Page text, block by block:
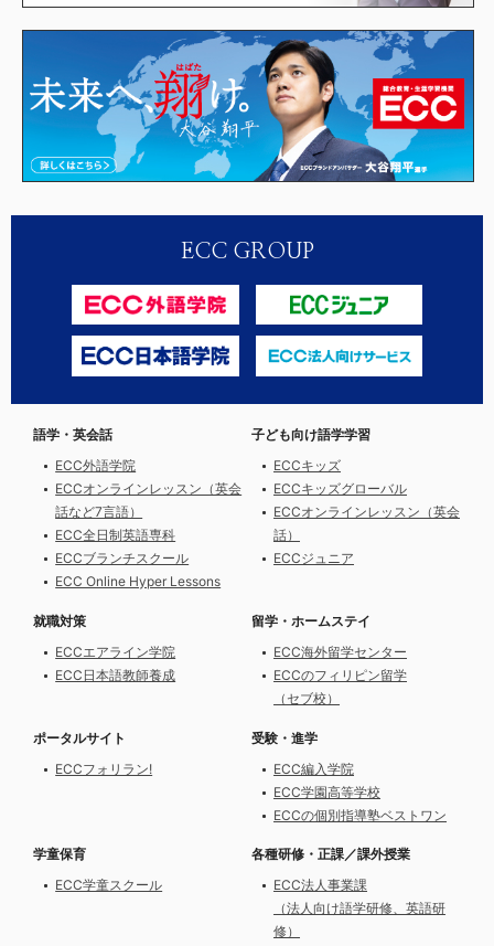
ECC GROUP
語学・英会話
ECC外語学院
ECCオンラインレッスン（英会
話など7言語）
ECC全日制英語専科
ECCブランチスクール
ECC Online Hyper Lessons
子ども向け語学学習
ECCキッズ
ECCキッズグローバル
ECCオンラインレッスン（英会
話）
ECCジュニア
就職対策
ECCエアライン学院
ECC日本語教師養成
留学・ホームステイ
ECC海外留学センター
ECCのフィリピン留学
（セブ校）
ポータルサイト
ECCフォリラン!
受験・進学
ECC編入学院
ECC学園高等学校
ECCの個別指導塾ベストワン
学童保育
ECC学童スクール
各種研修・正課／課外授業
ECC法人事業課
（法人向け語学研修、英語研
修）